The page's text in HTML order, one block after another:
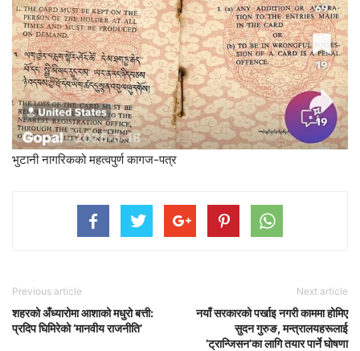
भुटानी नागरिकको महत्वपुर्ण कागज-पत्र
Previous article
शहरको अँध्यारोमा आशाको मधुरो बत्ती:
प्रदिप घिमिरेको ‘मानवीय राजनीति’
Next article
नयाँ सरकारको पर्खाइ नगरी काममा होमिए
सुदन गुरुङ, मन्त्रालयहरूलाई
‘ट्रान्जिसन’का लागि तयार पार्ने घोषणा